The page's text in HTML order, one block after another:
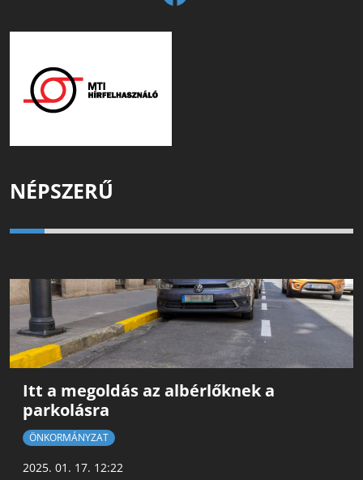
NÉPSZERŰ
Itt a megoldás az albérlőknek a
parkolásra
ÖNKORMÁNYZAT
2025. 01. 17. 12:22